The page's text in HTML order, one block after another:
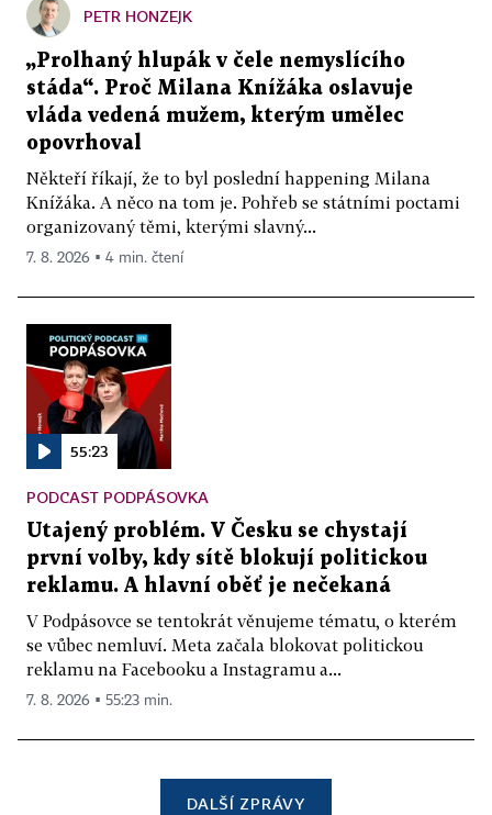
PETR HONZEJK
„Prolhaný hlupák v čele nemyslícího
stáda“. Proč Milana Knížáka oslavuje
vláda vedená mužem, kterým umělec
opovrhoval
Někteří říkají, že to byl poslední happening Milana
Knížáka. A něco na tom je. Pohřeb se státními poctami
organizovaný těmi, kterými slavný...
7. 8. 2026 ▪ 4 min. čtení
55:23
PODCAST PODPÁSOVKA
Utajený problém. V Česku se chystají
první volby, kdy sítě blokují politickou
reklamu. A hlavní oběť je nečekaná
V Podpásovce se tentokrát věnujeme tématu, o kterém
se vůbec nemluví. Meta začala blokovat politickou
reklamu na Facebooku a Instagramu a...
7. 8. 2026 ▪ 55:23 min.
DALŠÍ ZPRÁVY